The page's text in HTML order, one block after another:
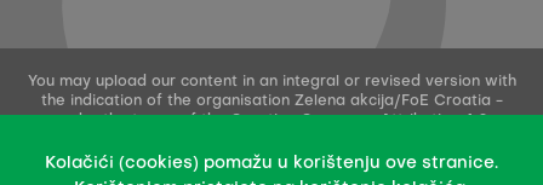
You may upload our content in an integral or revised version with
the indication of the organisation Zelena akcija/FoE Croatia -
This permission does not apply to stock photos and embedded
content of other creators.
Kolačići (cookies) pomažu u korištenju ove stranice.